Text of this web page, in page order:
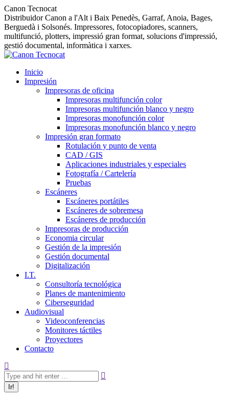
Canon Tecnocat
Distribuidor Canon a l'Alt i Baix Penedès, Garraf, Anoia, Bages,
Berguedà i Solsonés. Impressores, fotocopiadores, scanners,
multifunció, plotters, impressió gran format, solucions d'impressió,
gestió documental, informàtica i xarxes.
Inicio
Impresión
Impresoras de oficina
Impresoras multifunción color
Impresoras multifunción blanco y negro
Impresoras monofunción color
Impresoras monofunción blanco y negro
Impresión gran formato
Rotulación y punto de venta
CAD / GIS
Aplicaciones industriales y especiales
Fotografía / Cartelería
Pruebas
Escáneres
Escáneres portátiles
Escáneres de sobremesa
Escáneres de producción
Impresoras de producción
Economia circular
Gestión de la impresión
Gestión documental
Digitalización
I.T.
Consultoría tecnológica
Planes de mantenimiento
Ciberseguridad
Audiovisual
Videoconferencias
Monitores táctiles
Proyectores
Contacto